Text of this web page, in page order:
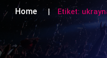
Home Etiket: